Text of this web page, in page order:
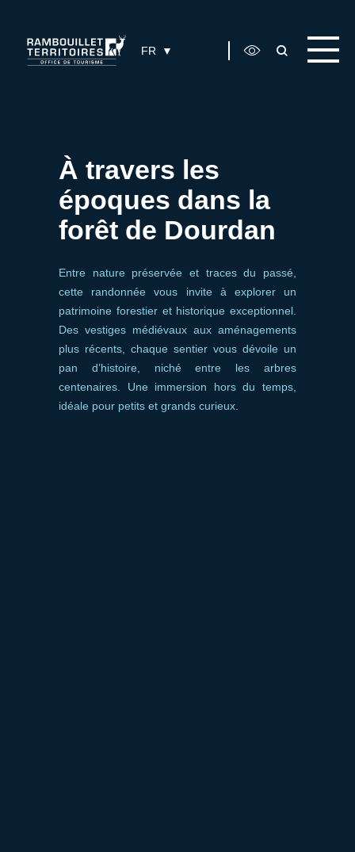
FR
À travers les
époques dans la
forêt de Dourdan
Entre nature préservée et traces du passé,
cette randonnée vous invite à explorer un
patrimoine forestier et historique exceptionnel.
Des vestiges médiévaux aux aménagements
plus récents, chaque sentier vous dévoile un
pan d’histoire, niché entre les arbres
centenaires. Une immersion hors du temps,
idéale pour petits et grands curieux.